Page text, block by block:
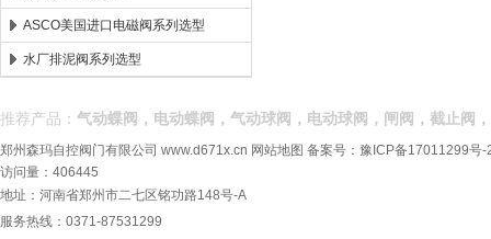
ASCO美国进口电磁阀系列选型
水厂排泥阀系列选型
推荐产品： 气动蝶阀，电动蝶阀，气动球阀，电动球阀，闸阀，截止阀
郑州森玛自控阀门有限公司 www.d671x.cn 网站地图 备案号： 豫ICP备17011299号-
访问量：406445
地址：河南省郑州市二七区铭功路148号-A
服务热线：0371-87531299